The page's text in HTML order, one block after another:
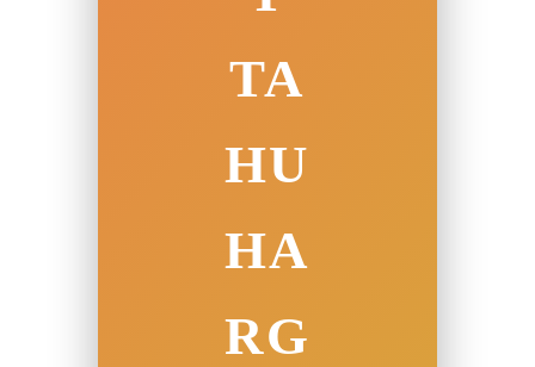
TA
HU
HA
RG